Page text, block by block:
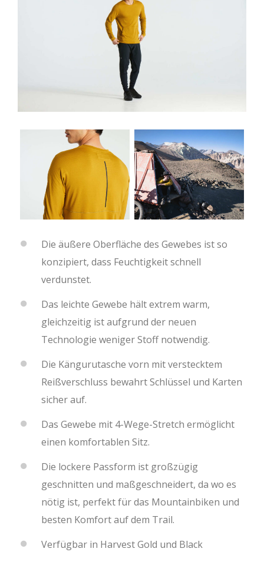
Die äußere Oberfläche des Gewebes ist so
konzipiert, dass Feuchtigkeit schnell
verdunstet.
Das leichte Gewebe hält extrem warm,
gleichzeitig ist aufgrund der neuen
Technologie weniger Stoff notwendig.
Die Kängurutasche vorn mit verstecktem
Reißverschluss bewahrt Schlüssel und Karten
sicher auf.
Das Gewebe mit 4-Wege-Stretch ermöglicht
einen komfortablen Sitz.
Die lockere Passform ist großzügig
geschnitten und maßgeschneidert, da wo es
nötig ist, perfekt für das Mountainbiken und
besten Komfort auf dem Trail.
Verfügbar in Harvest Gold und Black